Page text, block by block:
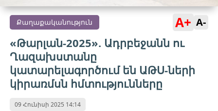
Քաղաքականություն A+ A-
«Թարլան-2025». Ադրբեջանն ու
Ղազախստանը
կատարելագործում են ԱԹՍ-ների
կիրառմսն հմտությունները
09 Հունիսի 2025 14:14